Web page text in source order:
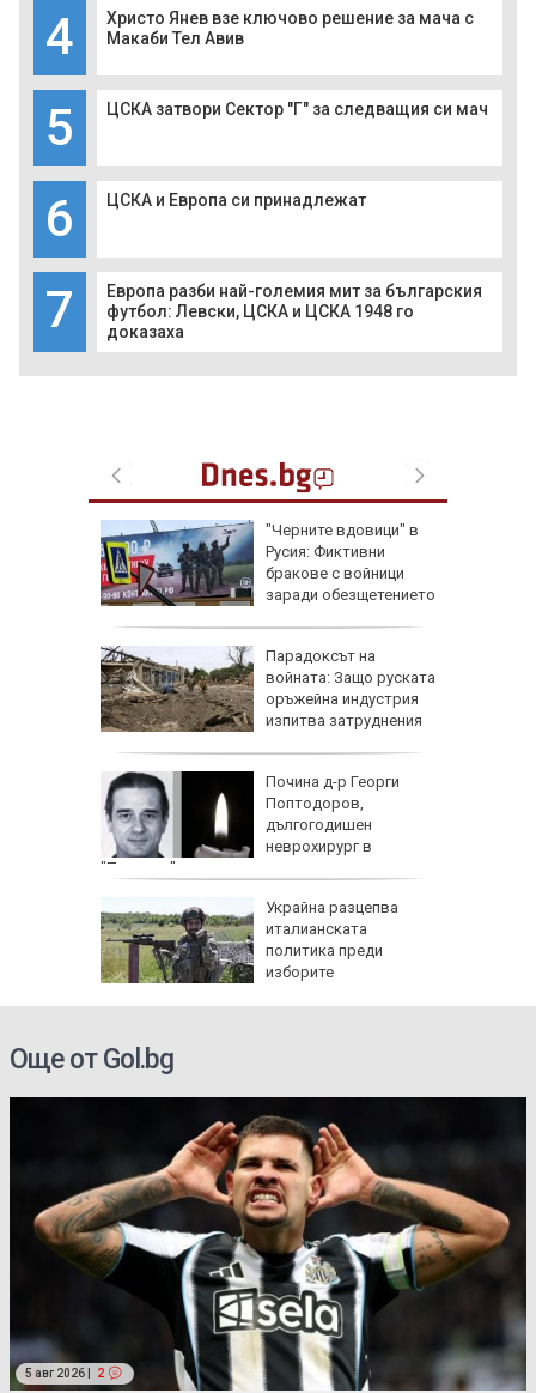
4
Христо Янев взе ключово решение за мача с
Макаби Тел Авив
5 ЦСКА затвори Сектор "Г" за следващия си мач
6 ЦСКА и Европа си принадлежат
7
Европа разби най-големия мит за българския
футбол: Левски, ЦСКА и ЦСКА 1948 го
доказаха
"Черните вдовици" в
Русия: Фиктивни
бракове с войници
заради обезщетението
Парадоксът на
войната: Защо руската
оръжейна индустрия
изпитва затруднения
Почина д-р Георги
Поптодоров,
дългогодишен
неврохирург в
"Пирогов"
Украйна разцепва
италианската
политика преди
изборите
Още от Gol.bg
5 авг 2026 | 2